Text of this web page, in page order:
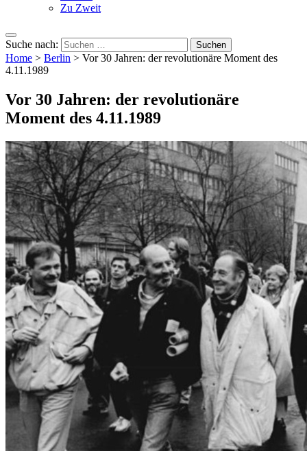
Zu Zweit
Suche nach:
Home > Berlin > Vor 30 Jahren: der revolutionäre Moment des
4.11.1989
Vor 30 Jahren: der revolutionäre
Moment des 4.11.1989